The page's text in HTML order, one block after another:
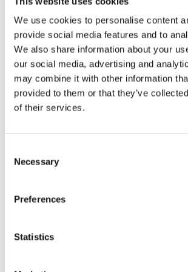
We use cookies to personalise content
provide social media features and to
We also share information about your
our social media, advertising and
may combine it with other information
provided to them or that they’ve
of their services.
Selection
Necessary
Preferences
Statistics
2026
News 2026
GiGroup: cresce l'occupazione all'alberghiero,
qualificato
L'occupazione nel settore alberghiero continua a
sfida per le imprese si sposta sempre più sulla
trattenere personale qualificato.
Luglio
2026
Airbnb: agosto non è più il mese più ricercato
estive: oltre il 60% degli italiani rinuncia a
complice anche il desiderio di risparmiare e
conferma la scelta preferita per quasi un